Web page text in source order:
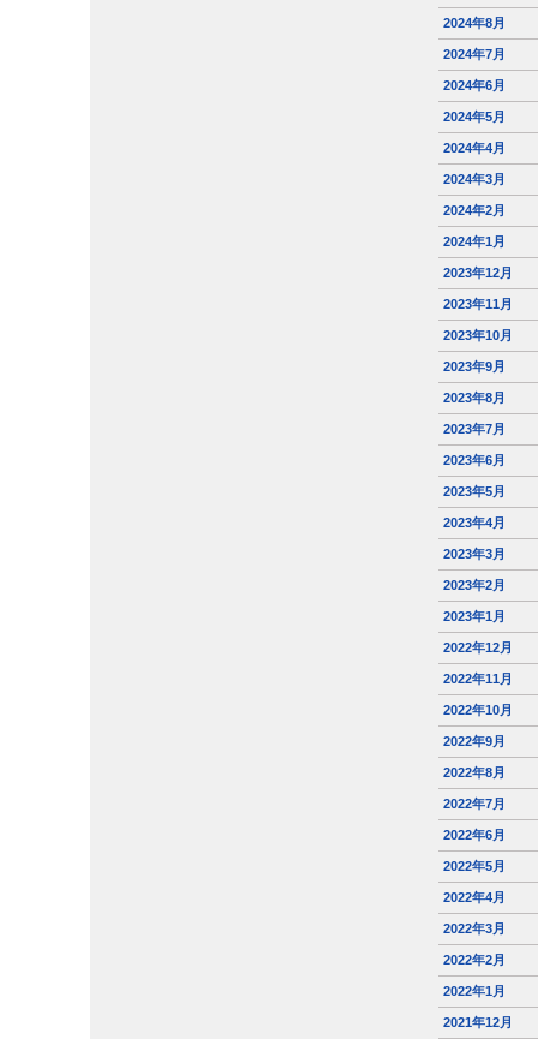
2024年8月
2024年7月
2024年6月
2024年5月
2024年4月
2024年3月
2024年2月
2024年1月
2023年12月
2023年11月
2023年10月
2023年9月
2023年8月
2023年7月
2023年6月
2023年5月
2023年4月
2023年3月
2023年2月
2023年1月
2022年12月
2022年11月
2022年10月
2022年9月
2022年8月
2022年7月
2022年6月
2022年5月
2022年4月
2022年3月
2022年2月
2022年1月
2021年12月